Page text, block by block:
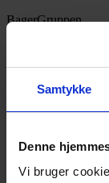
Samtykke
Denne
Vi bruger
BagerGruppen
Intranet
Bliv Medlem